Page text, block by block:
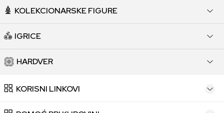
KOLEKCIONARSKE FIGURE
IGRICE
HARDVER
KORISNI LINKOVI